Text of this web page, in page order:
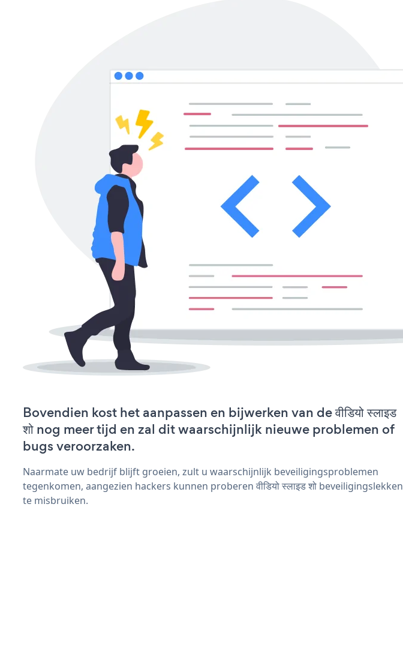
Bovendien kost het aanpassen en bijwerken van de वीडियो स्लाइड
शो nog meer tijd en zal dit waarschijnlijk nieuwe problemen of
bugs veroorzaken.
Naarmate uw bedrijf blijft groeien, zult u waarschijnlijk beveiligingsproblemen
tegenkomen, aangezien hackers kunnen proberen वीडियो स्लाइड शो beveiligingslekken
te misbruiken.